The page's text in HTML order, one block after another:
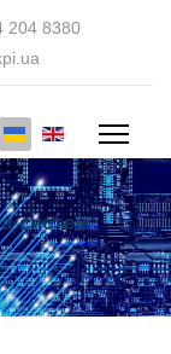
204 8380
систем